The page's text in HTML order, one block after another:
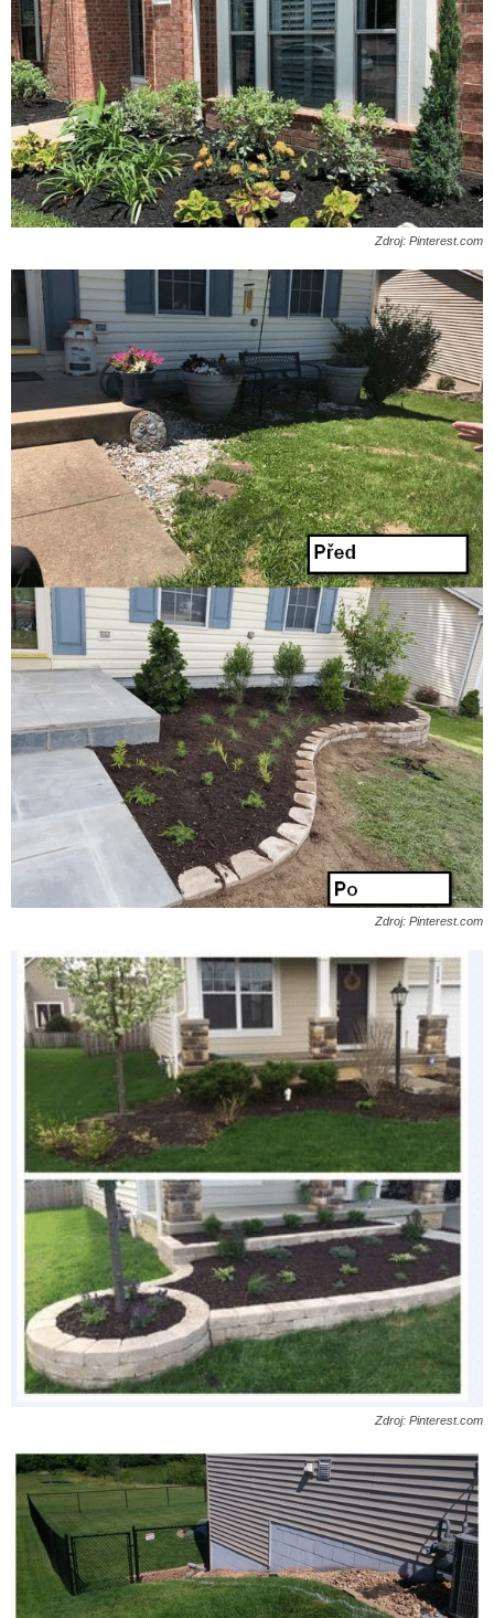
Zdroj: Pinterest.com
Zdroj: Pinterest.com
Zdroj: Pinterest.com